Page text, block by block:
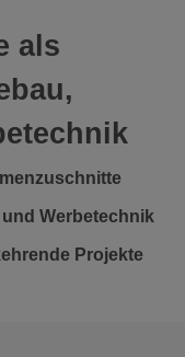
als
Werbetechnik
Projekte